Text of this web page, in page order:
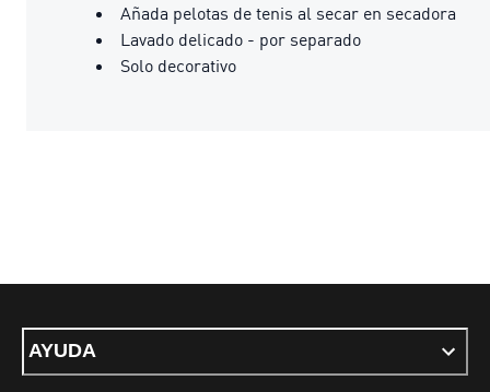
Añada pelotas de tenis al secar en secadora
Lavado delicado - por separado
Solo decorativo
AYUDA